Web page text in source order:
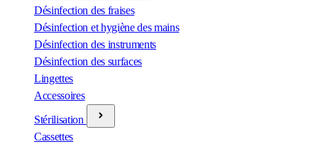
Désinfection des fraises
Désinfection et hygiène des mains
Désinfection des instruments
Désinfection des surfaces
Lingettes
Accessoires
Stérilisation
Cassettes